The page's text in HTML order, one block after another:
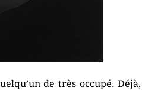
de très occupé. Déjà,